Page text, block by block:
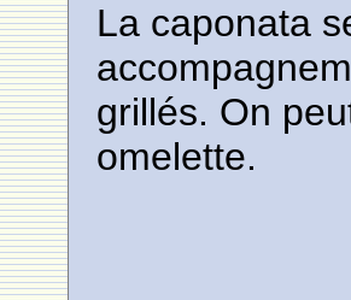
La caponata
grillés. On
omelette.